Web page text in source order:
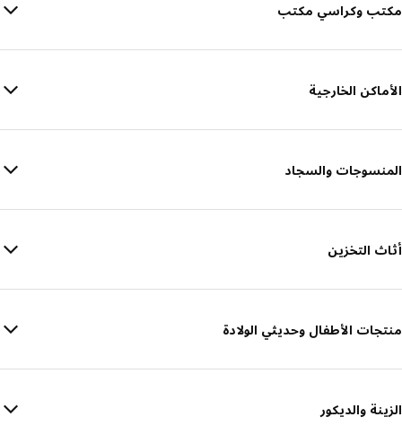
مكتب وكراسي مكتب
الأماكن الخارجية
المنسوجات والسجاد
أثاث التخزين
منتجات الأطفال وحديثي الولادة
الزينة والديكور